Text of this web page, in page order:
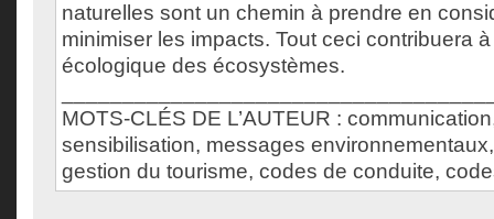
naturelles sont un chemin à prendre en
minimiser les impacts. Tout ceci contribuera
écologique des écosystèmes.
MOTS-CLÉS DE L’AUTEUR :
sensibilisation, messages
gestion du tourisme, codes de conduite,